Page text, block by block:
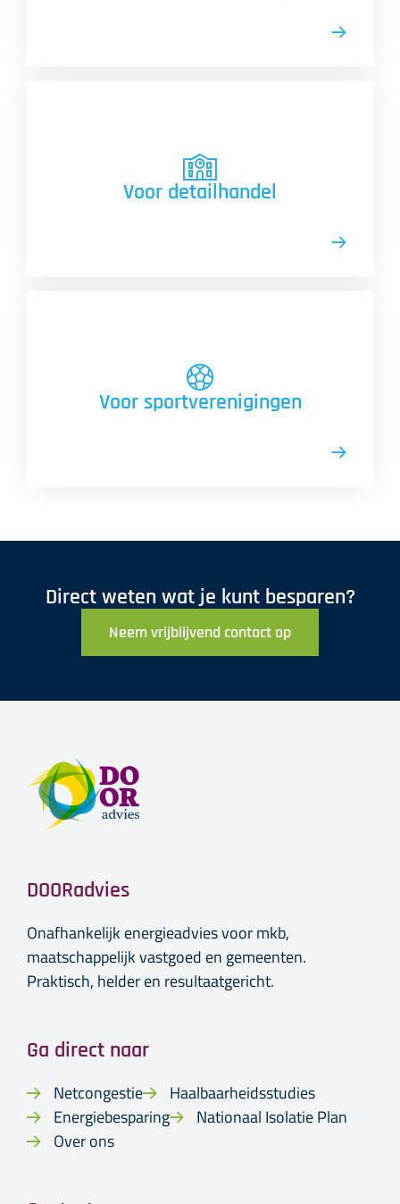
Voor detailhandel
Voor sportverenigingen
Direct weten wat je kunt besparen?
Neem vrijblijvend contact op
DOORadvies
Onafhankelijk energieadvies voor mkb,
maatschappelijk vastgoed en gemeenten.
Praktisch, helder en resultaatgericht.
Ga direct naar
Netcongestie
Haalbaarheidsstudies
Energiebesparing
Nationaal Isolatie Plan
Over ons